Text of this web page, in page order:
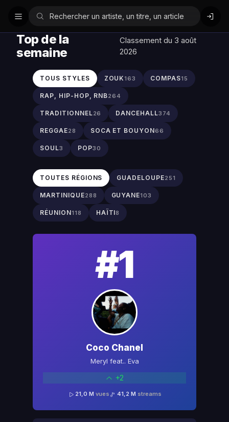
Top de la
semaine
Classement du 3 août
2026
TOUS STYLES ZOUK163 COMPAS15
RAP, HIP-HOP, RNB264
TRADITIONNEL26 DANCEHALL374
REGGAE28 SOCA ET BOUYON66
SOUL3 POP30
TOUTES RÉGIONS GUADELOUPE251
MARTINIQUE288 GUYANE103
RÉUNION118 HAÏTI8
#1
Coco Chanel
Meryl feat.. Eva
+2
21,0 M vues 41,2 M streams